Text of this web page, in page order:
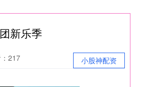
新乐季
小股神配资
217